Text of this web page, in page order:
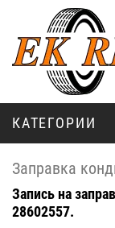
КАТЕГОРИИ
Заправка
Запись на
28602557.